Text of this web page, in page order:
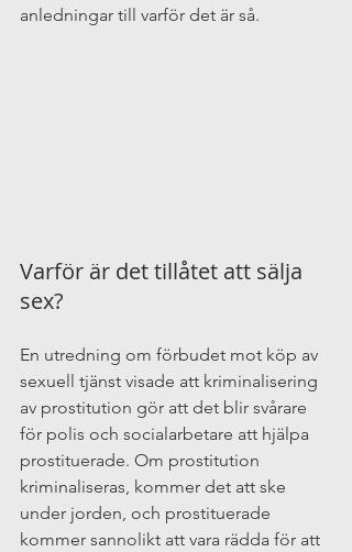
anledningar till varför det är så.
Varför är det tillåtet att sälja
sex?
En utredning om förbudet mot köp av
sexuell tjänst visade att kriminalisering
av prostitution gör att det blir svårare
för polis och socialarbetare att hjälpa
prostituerade. Om prostitution
kriminaliseras, kommer det att ske
under jorden, och prostituerade
kommer sannolikt att vara rädda för att